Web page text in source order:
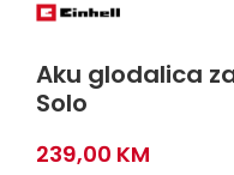
Aku glodalica za
Solo
239,00 KM